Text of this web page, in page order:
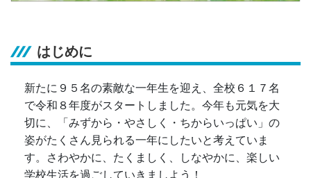
はじめに
新たに９５名の素敵な一年生を迎え、全校６１７名
で令和８年度がスタートしました。今年も元気を大
切に、「みずから・やさしく・ちからいっぱい」の
姿がたくさん見られる一年にしたいと考えていま
す。さわやかに、たくましく、しなやかに、楽しい
学校生活を過ごしていきましよう！